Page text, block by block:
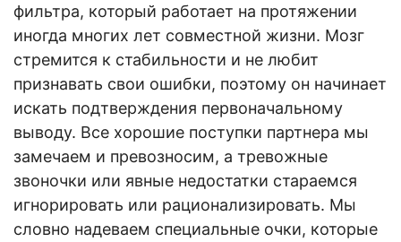
фильтра, который работает на протяжении
иногда многих лет совместной жизни. Мозг
стремится к стабильности и не любит
признавать свои ошибки, поэтому он начинает
искать подтверждения первоначальному
выводу. Все хорошие поступки партнера мы
замечаем и превозносим, а тревожные
звоночки или явные недостатки стараемся
игнорировать или рационализировать. Мы
словно надеваем специальные очки, которые